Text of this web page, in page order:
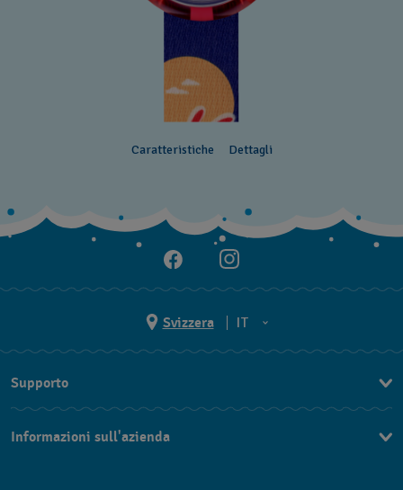
Caratteristiche Dettagli
Svizzera
IT
EN
Supporto
Informazioni sull'azienda